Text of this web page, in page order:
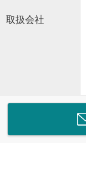
取扱会社